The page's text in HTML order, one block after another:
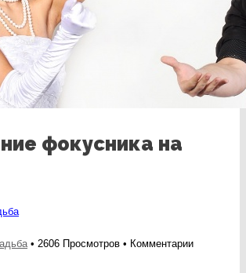
фокусника на
• 2606 Просмотров • Комментариик